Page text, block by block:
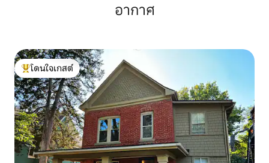
อากาศ
โดนใจเกสต์ที่สุด
โดนใจเกสต์